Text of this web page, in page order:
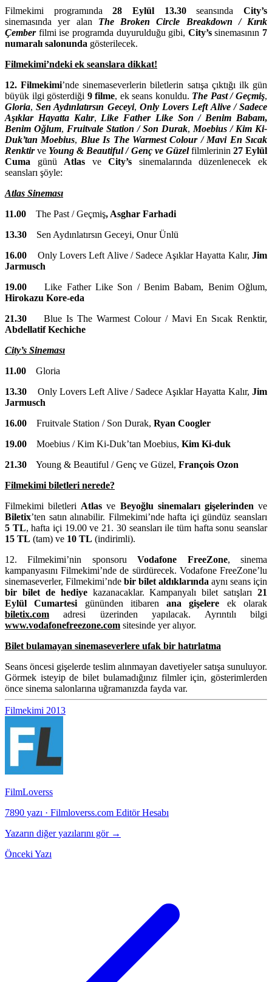
Filmekimi programında28 Eylül 13.30seansındaCity’s
sinemasında yer alan The Broken Circle Breakdown / Kırık
Çemberfilmi ise programda duyurulduğu gibi, City’ssinemasının 7
numaralı salonunda gösterilecek.
Filmekimi’ndeki ek seanslara dikkat!
12. Filmekimi’nde sinemaseverlerin biletlerin satışa çıktığı ilk gün
büyük ilgi gösterdiği 9 filme, ek seans konuldu. The Past / Geçmiş,
Gloria,Sen Aydınlatırsın Geceyi, Only Lovers Left Alive / Sadece
Aşıklar Hayatta Kalır, Like Father Like Son / Benim Babam,
Benim Oğlum, Fruitvale Station / Son Durak, Moebius / Kim Ki-
Duk’tan Moebius, Blue Is The Warmest Colour / Mavi En Sıcak
Renktirve Young & Beautiful / Genç ve Güzelfilmlerinin 27 Eylül
Cuma günü Atlas veCity’s sinemalarında düzenlenecek ek
seansları şöyle:
Atlas Sineması
11.00 The Past / Geçmiş, Asghar Farhadi
13.30 Sen Aydınlatırsın Geceyi, Onur Ünlü
16.00 Only Lovers Left Alive / Sadece Aşıklar Hayatta Kalır, Jim
Jarmusch
19.00 Like Father Like Son / Benim Babam, Benim Oğlum,
Hirokazu Kore-eda
21.30 Blue Is The Warmest Colour / Mavi En Sıcak Renktir,
Abdellatif Kechiche
City’s Sineması
11.00 Gloria
13.30 Only Lovers Left Alive / Sadece Aşıklar Hayatta Kalır, Jim
Jarmusch
16.00 Fruitvale Station / Son Durak, Ryan Coogler
19.00 Moebius / Kim Ki-Duk’tan Moebius, Kim Ki-duk
21.30 Young & Beautiful / Genç ve Güzel, François Ozon
Filmekimi biletleri nerede?
Filmekimi biletleri Atlas ve Beyoğlu sinemaları gişelerinden ve
Biletix’ten satın alınabilir. Filmekimi’nde hafta içi gündüz seansları
5 TL, hafta içi 19.00 ve 21. 30 seansları ile tüm hafta sonu seanslar
15 TL (tam) ve 10 TL (indirimli).
12. Filmekimi’nin sponsoruVodafone FreeZone, sinema
kampanyasını Filmekimi’nde de sürdürecek. Vodafone FreeZone’lu
sinemaseverler, Filmekimi’nde bir bilet aldıklarında aynı seans için
bir bilet de hediye kazanacaklar. Kampanyalı bilet satışları 21
Eylül Cumartesi gününden itibarenana gişelere ek olarak
biletix.com adresi üzerinden yapılacak. Ayrıntılı bilgi
www.vodafonefreezone.com sitesinde yer alıyor.
Bilet bulamayan sinemaseverlere ufak bir hatırlatma
Seans öncesi gişelerde teslim alınmayan davetiyeler satışa sunuluyor.
Görmek isteyip de bilet bulamadığınız filmler için, gösterimlerden
önce sinema salonlarına uğramanızda fayda var.
Filmekimi 2013
FilmLoverss
7890 yazı · Filmloverss.com Editör Hesabı
Yazarın diğer yazılarını gör →
Önceki Yazı